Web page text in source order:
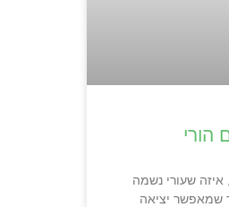
הורי
איזה שעורי נשמה
שמאפשר יציאה